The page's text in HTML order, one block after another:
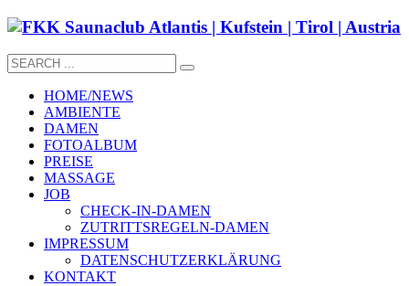
HOME/NEWS
AMBIENTE
DAMEN
FOTOALBUM
PREISE
MASSAGE
JOB
CHECK-IN-DAMEN
ZUTRITTSREGELN-DAMEN
IMPRESSUM
DATENSCHUTZERKLÄRUNG
KONTAKT